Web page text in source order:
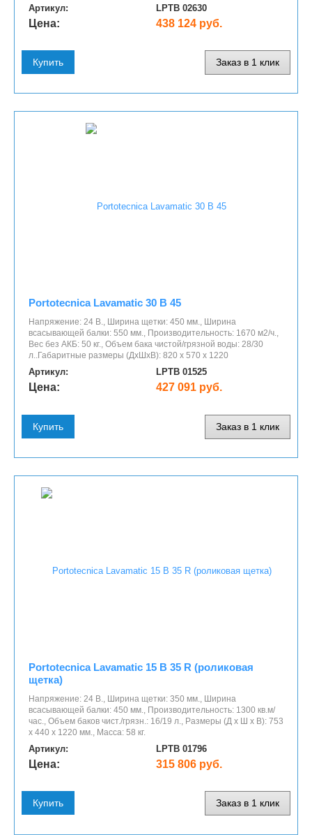
Артикул: LPTB 02630
Цена: 438 124 руб.
Купить Заказ в 1 клик
Portotecnica Lavamatic 30 B 45
Напряжение: 24 В., Ширина щетки: 450 мм., Ширина
всасывающей балки: 550 мм., Производительность: 1670 м2/ч.,
Вес без АКБ: 50 кг., Объем бака чистой/грязной воды: 28/30
л..Габаритные размеры (ДхШхВ): 820 x 570 x 1220
Артикул: LPTB 01525
Цена: 427 091 руб.
Купить Заказ в 1 клик
Portotecnica Lavamatic 15 B 35 R (роликовая
щетка)
Напряжение: 24 В., Ширина щетки: 350 мм., Ширина
всасывающей балки: 450 мм., Производительность: 1300 кв.м/
час., Объем баков чист./грязн.: 16/19 л., Размеры (Д x Ш x В): 753
х 440 х 1220 мм., Масса: 58 кг.
Артикул: LPTB 01796
Цена: 315 806 руб.
Купить Заказ в 1 клик